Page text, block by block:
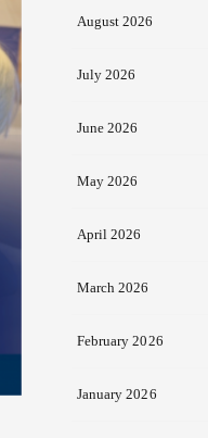
August 2026
July 2026
June 2026
May 2026
April 2026
March 2026
February 2026
January 2026